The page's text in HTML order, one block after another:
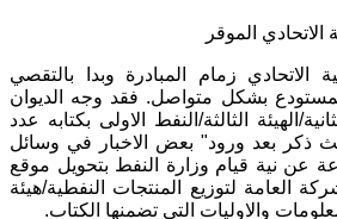
الاتحادي الموقر
الاتحادي زمام المبادرة وبدا بالتقصي
بشكل متواصل. فقد وجه الديوان
الهيئة الثالثة/النفط الاولى بكتابه عدد
22/6/2017) حيث ذكر بعد ورود" بعض الاخبار في وسائل
عن نية قيام وزارة النفط بتحويل موقع
العامة لتوزيع المنتجات النفطية/هيئة
والاوليات التي تضمنها الكتاب.